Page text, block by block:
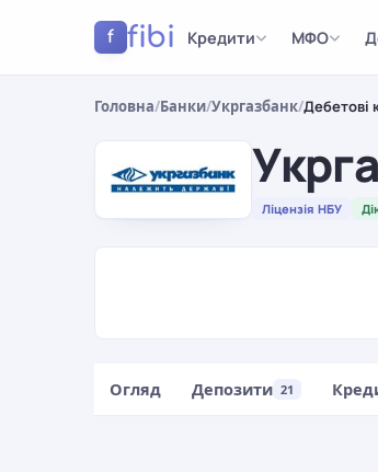
f fibi Кредити МФО
Головна/Банки/Укргазбанк/Дебетові
Ліцензія НБУ
Огляд Депозити 21